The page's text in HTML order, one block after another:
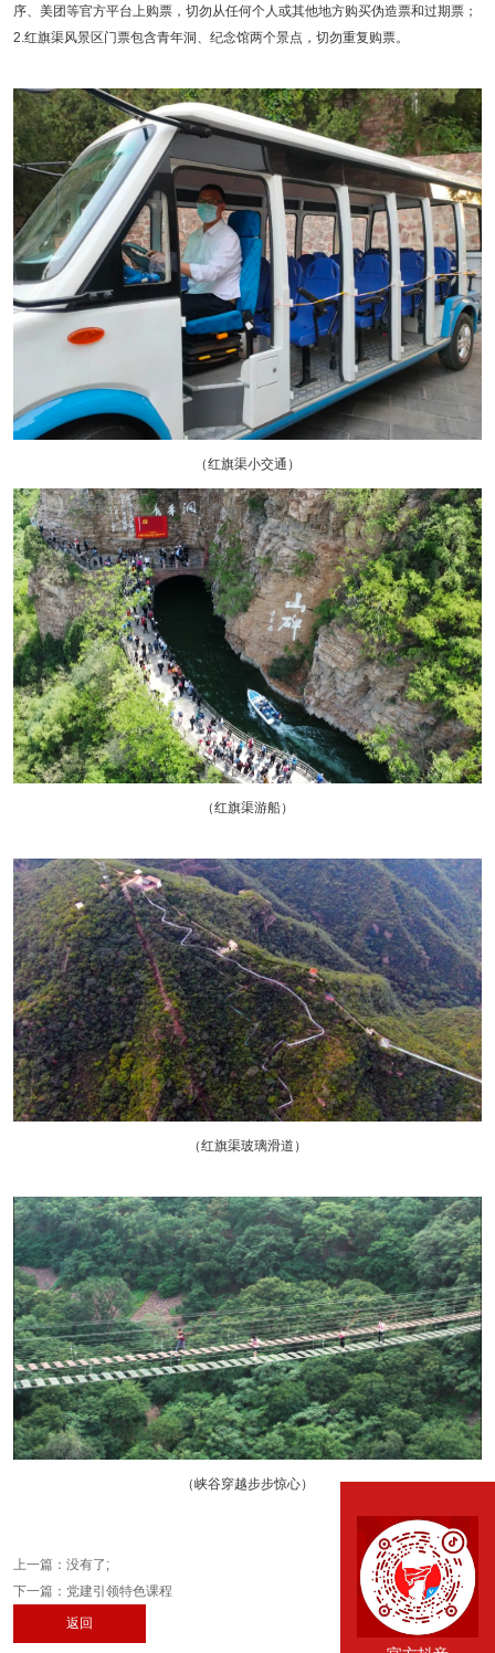
序、美团等官方平台上购票，切勿从任何个人或其他地方购买伪造票和过期票；
2.红旗渠风景区门票包含青年洞、纪念馆两个景点，切勿重复购票。
（红旗渠小交通）
（红旗渠游船）
（红旗渠玻璃滑道）
（峡谷穿越步步惊心）
上一篇：没有了;
下一篇： 党建引领特色课程
返回